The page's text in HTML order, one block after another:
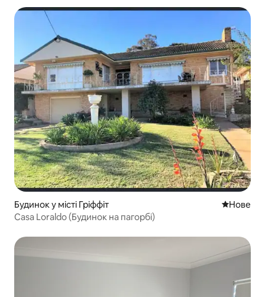
Будинок у місті Гріффіт Нове
Нове
Casa Loraldo (Будинок на пагорбі)